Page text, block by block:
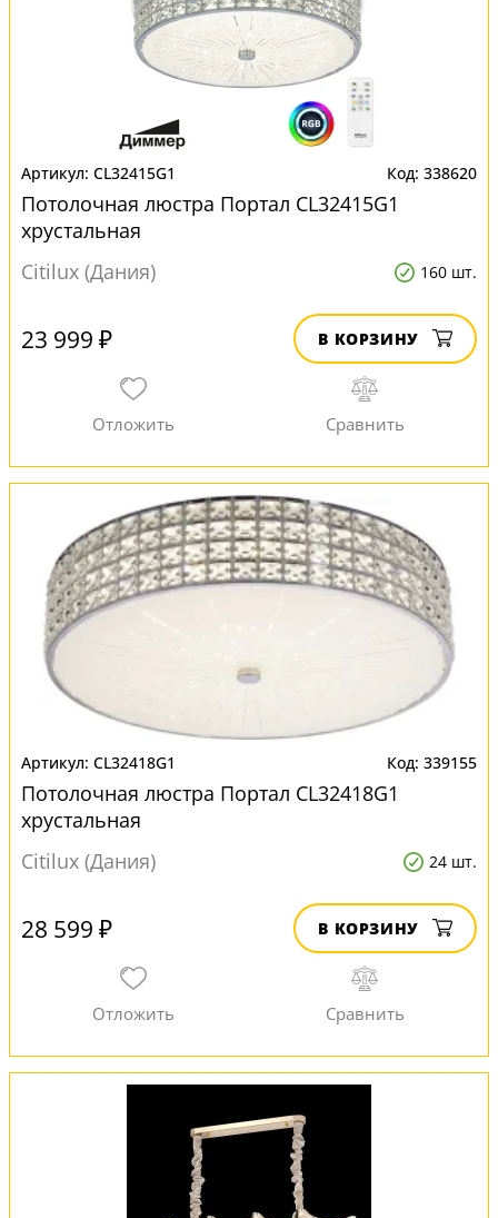
CL32415G1 338620
Потолочная люстра Портал CL32415G1
хрустальная
Citilux (Дания)
160 шт.
23 999 ₽ В КОРЗИНУ
CL32418G1 339155
Потолочная люстра Портал CL32418G1
хрустальная
Citilux (Дания)
24 шт.
28 599 ₽ В КОРЗИНУ